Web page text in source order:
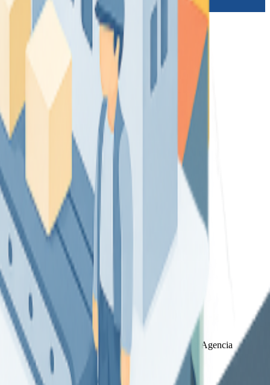
con Verifactu , cumple con las directrices de la Agencia